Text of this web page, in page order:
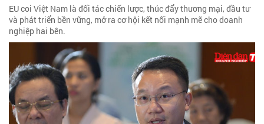
EU coi Việt Nam là đối tác chiến lược, thúc đẩy thương mại, đầu tư
và phát triển bền vững, mở ra cơ hội kết nối mạnh mẽ cho doanh
nghiệp hai bên.